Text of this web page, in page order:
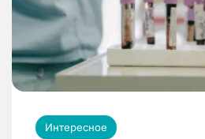
Интересное